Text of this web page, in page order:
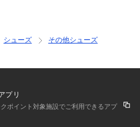
シューズ
その他シューズ
プリ
ポイント対象施設でご利用できるアプ